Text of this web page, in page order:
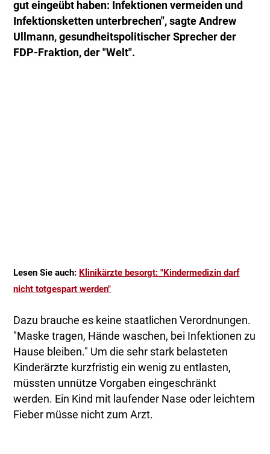
gut eingeübt haben: Infektionen vermeiden und
Infektionsketten unterbrechen", sagte Andrew
Ullmann, gesundheitspolitischer Sprecher der
FDP-Fraktion, der "Welt".
Lesen Sie auch: Klinikärzte besorgt: "Kindermedizin darf
nicht totgespart werden"
Dazu brauche es keine staatlichen Verordnungen.
"Maske tragen, Hände waschen, bei Infektionen zu
Hause bleiben." Um die sehr stark belasteten
Kinderärzte kurzfristig ein wenig zu entlasten,
müssten unnütze Vorgaben eingeschränkt
werden. Ein Kind mit laufender Nase oder leichtem
Fieber müsse nicht zum Arzt.